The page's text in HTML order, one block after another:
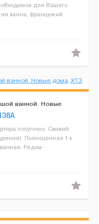
для Вашего
ванна, французкий
4 спальных ...
ванной. Новые
посуточно. Свежий
Полноценная 1 к
Рядом -
и торговый це...